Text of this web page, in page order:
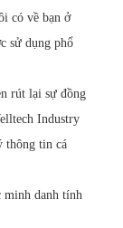
có về bạn ở
sử dụng phổ
rút lại sự đồng
Industry
thông tin cá
minh danh tính